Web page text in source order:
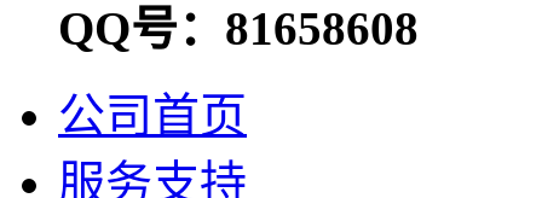
QQ号：81658608
公司首页
服务支持